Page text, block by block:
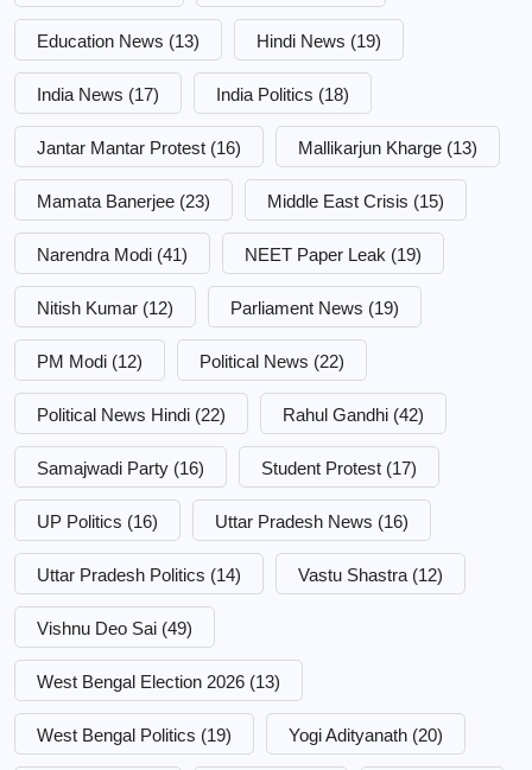
Education News (13) Hindi News (19)
India News (17) India Politics (18)
Jantar Mantar Protest (16) Mallikarjun Kharge (13)
Mamata Banerjee (23) Middle East Crisis (15)
Narendra Modi (41) NEET Paper Leak (19)
Nitish Kumar (12) Parliament News (19)
PM Modi (12) Political News (22)
Political News Hindi (22) Rahul Gandhi (42)
Samajwadi Party (16) Student Protest (17)
UP Politics (16) Uttar Pradesh News (16)
Uttar Pradesh Politics (14) Vastu Shastra (12)
Vishnu Deo Sai (49)
West Bengal Election 2026 (13)
West Bengal Politics (19) Yogi Adityanath (20)